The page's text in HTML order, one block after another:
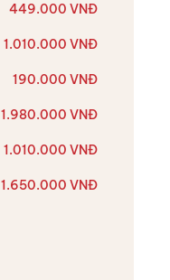
449.000 VNĐ
1.010.000 VNĐ
190.000 VNĐ
1.980.000 VNĐ
1.010.000 VNĐ
1.650.000 VNĐ